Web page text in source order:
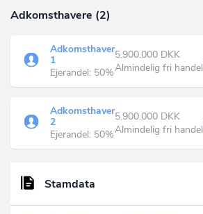
Adkomsthavere (2)
Adkomsthaver
1
Ejerandel: 50%
5.900.000 DKK
Almindelig fri handel
Adkomsthaver
2
Ejerandel: 50%
5.900.000 DKK
Almindelig fri handel
Stamdata